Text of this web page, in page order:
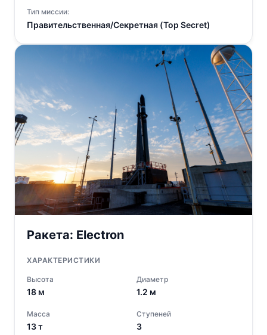
Тип миссии:
Правительственная/Секретная (Top Secret)
Ракета: Electron
ХАРАКТЕРИСТИКИ
Высота
18 м
Диаметр
1.2 м
Масса
13т
Ступеней
3